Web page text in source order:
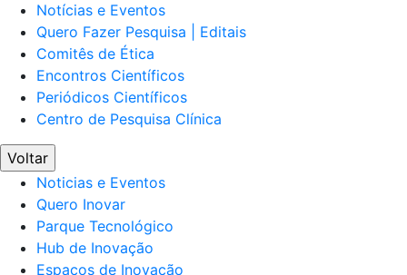
Notícias e Eventos
Quero Fazer Pesquisa | Editais
Comitês de Ética
Encontros Científicos
Periódicos Científicos
Centro de Pesquisa Clínica
Voltar
Noticias e Eventos
Quero Inovar
Parque Tecnológico
Hub de Inovação
Espaços de Inovação